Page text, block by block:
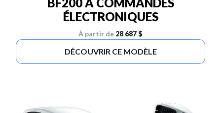
ÉLECTRONIQUES
À partir de 28 687 $
DÉCOUVRIR CE MODÈLE